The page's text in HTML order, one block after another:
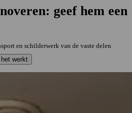
geef hem een
en schilderwerk van de vaste delen
het werkt